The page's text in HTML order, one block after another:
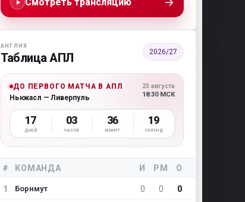
АНГЛИЯ
Таблица АПЛ 2026/27
ДО ПЕРВОГО МАТЧА В АПЛ
Ньюкасл — Ливерпуль
23 августа
18:30 МСК
17
ДНЕЙ
03
ЧАСОВ
36
МИНУТ
18
СЕКУНД
# КОМАНДА И РМ О
1 Борнмут 0 0 0